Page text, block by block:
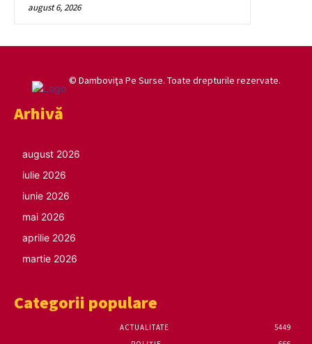
august 6, 2026
© Damboviţa Pe Surse. Toate drepturile rezervate.
Arhivă
august 2026
iulie 2026
iunie 2026
mai 2026
aprilie 2026
martie 2026
Categorii populare
ACTUALITATE
5449